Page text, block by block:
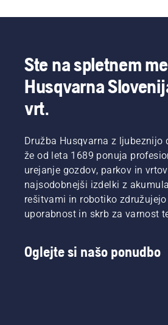
Ko se
čok
Ste na spletnem
Husqvarna
vrt.
Družba Husqvarna z ljubeznijo
že od leta 1689 ponuja
urejanje gozdov, parkov in
najsodobnejši izdelki z
rešitvami in robotiko
uporabnost in skrb za varnost
Oglejte si našo ponudbo